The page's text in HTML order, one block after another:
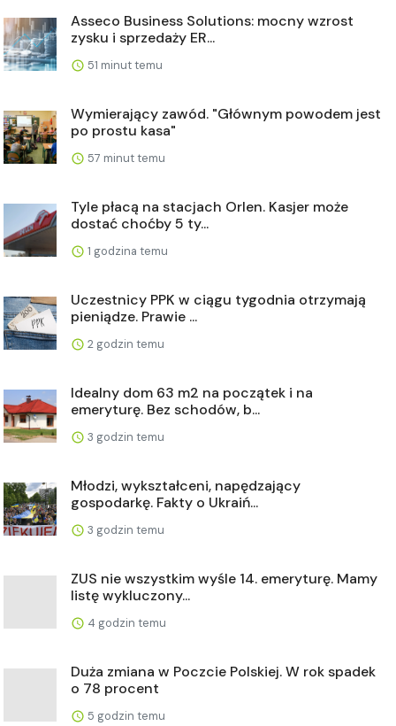
Asseco Business Solutions: mocny wzrost
zysku i sprzedaży ER...
51 minut temu
Wymierający zawód. "Głównym powodem jest
po prostu kasa"
57 minut temu
Tyle płacą na stacjach Orlen. Kasjer może
dostać choćby 5 ty...
1 godzina temu
Uczestnicy PPK w ciągu tygodnia otrzymają
pieniądze. Prawie ...
2 godzin temu
Idealny dom 63 m2 na początek i na
emeryturę. Bez schodów, b...
3 godzin temu
Młodzi, wykształceni, napędzający
gospodarkę. Fakty o Ukraiń...
3 godzin temu
ZUS nie wszystkim wyśle 14. emeryturę. Mamy
listę wykluczony...
4 godzin temu
Duża zmiana w Poczcie Polskiej. W rok spadek
o 78 procent
5 godzin temu